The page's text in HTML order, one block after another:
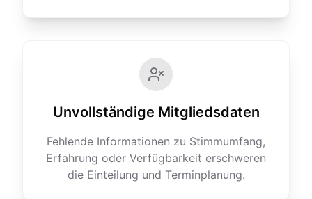
Unvollständige Mitgliedsdaten
Fehlende Informationen zu Stimmumfang,
Erfahrung oder Verfügbarkeit erschweren
die Einteilung und Terminplanung.